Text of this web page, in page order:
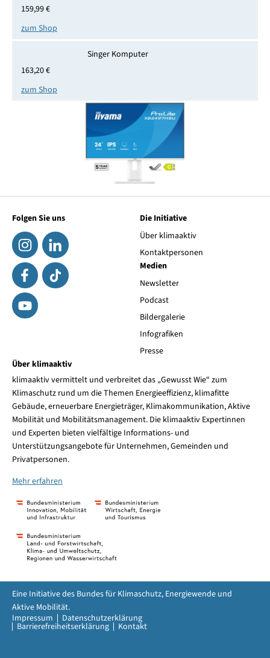
159,99 €
zum Shop
Singer Komputer
163,20 €
zum Shop
Folgen Sie uns
Die Initiative
Über klimaaktiv
Kontaktpersonen
Medien
Newsletter
Podcast
Bildergalerie
Infografiken
Presse
Über klimaaktiv
klimaaktiv vermittelt und verbreitet das „Gewusst Wie“ zum
Klimaschutz rund um die Themen Energieeffizienz, klimafitte
Gebäude, erneuerbare Energieträger, Klimakommunikation, Aktive
Mobilität und Mobilitätsmanagement. Die klimaaktiv Expertinnen
und Experten bieten vielfältige Informations- und
Unterstützungsangebote für Unternehmen, Gemeinden und
Privatpersonen.
Mehr erfahren
Impressum Datenschutzerklärung
Barrierefreiheitserklärung Kontakt
Eine Initiative des Bundes für Klimaschutz, Energiewende und
Aktive Mobilität.